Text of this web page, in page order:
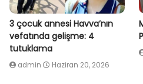
3 çocuk annesi Havva’nın
vefatında gelişme: 4
tutuklama
admin Haziran 20, 2026